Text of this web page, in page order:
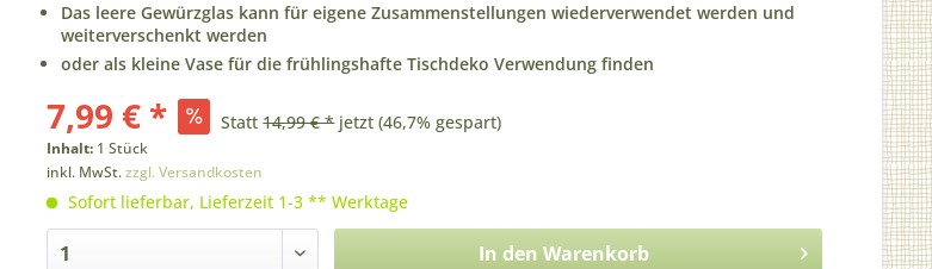
Das leere Gewürzglas kann für eigene Zusammenstellungen wiederverwendet werden und
weiterverschenkt werden
oder als kleine Vase für die frühlingshafte Tischdeko Verwendung finden
7,99 € * Statt14,99 € *jetzt(46,7% gespart)
Inhalt: 1 Stück
inkl. MwSt.zzgl. Versandkosten
Sofort lieferbar, Lieferzeit 1-3 ** Werktage
In den Warenkorb